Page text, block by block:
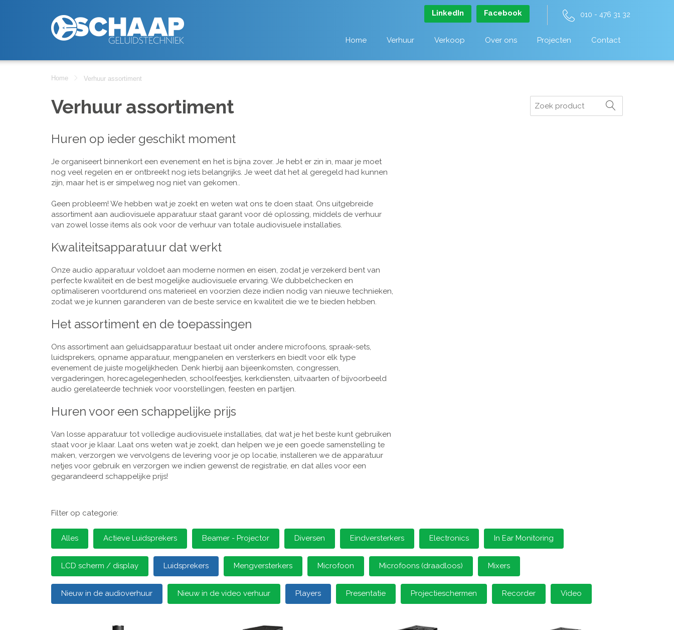
LinkedIn Facebook 010 - 476 31 32
Home Verhuur Verkoop Over ons Projecten Contact
Home Verhuur assortiment
Verhuur assortiment
Huren op ieder geschikt moment
Je organiseert binnenkort een evenement en het is bijna zover. Je hebt er zin in, maar je moet
nog veel regelen en er ontbreekt nog iets belangrijks. Je weet dat het al geregeld had kunnen
zijn, maar het is er simpelweg nog niet van gekomen..
Geen probleem! We hebben wat je zoekt en weten wat ons te doen staat. Ons uitgebreide
assortiment aan audiovisuele apparatuur staat garant voor dé oplossing, middels de verhuur
van zowel losse items als ook voor de verhuur van totale audiovisuele installaties.
Kwaliteitsapparatuur dat werkt
Onze audio apparatuur voldoet aan moderne normen en eisen, zodat je verzekerd bent van
perfecte kwaliteit en de best mogelijke audiovisuele ervaring. We dubbelchecken en
optimaliseren voortdurend ons materieel en voorzien deze indien nodig van nieuwe technieken,
zodat we je kunnen garanderen van de beste service en kwaliteit die we te bieden hebben.
Het assortiment en de toepassingen
Ons assortiment aan geluidsapparatuur bestaat uit onder andere microfoons, spraak-sets,
luidsprekers, opname apparatuur, mengpanelen en versterkers en biedt voor elk type
evenement de juiste mogelijkheden. Denk hierbij aan bijeenkomsten, congressen,
vergaderingen, horecagelegenheden, schoolfeestjes, kerkdiensten, uitvaarten of bijvoorbeeld
audio gerelateerde techniek voor voorstellingen, feesten en partijen.
Huren voor een schappelijke prijs
Van losse apparatuur tot volledige audiovisuele installaties, dat wat je het beste kunt gebruiken
staat voor je klaar. Laat ons weten wat je zoekt, dan helpen we je een goede samenstelling te
maken, verzorgen we vervolgens de levering voor je op locatie, installeren we de apparatuur
netjes voor gebruik en verzorgen we indien gewenst de registratie, en dat alles voor een
gegarandeerd schappelijke prijs!
Zoeken
Filter op categorie:
Alles Actieve Luidsprekers Beamer - Projector Diversen Eindversterkers Electronics In Ear Monitoring
LCD scherm / display Luidsprekers Mengversterkers Microfoon Microfoons (draadloos) Mixers
Nieuw in de audioverhuur Nieuw in de video verhuur Players Presentatie Projectieschermen Recorder Video